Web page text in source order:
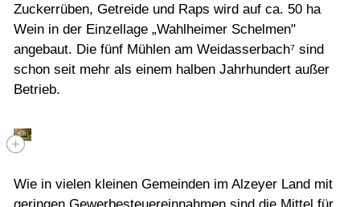
Zuckerrüben, Getreide und Raps wird auf ca. 50 ha
Wein in der Einzellage „Wahlheimer Schelmen"
angebaut. Die fünf Mühlen am Weidasserbach⁷ sind
schon seit mehr als einem halben Jahrhundert außer
Betrieb.
Wie in vielen kleinen Gemeinden im Alzeyer Land mit